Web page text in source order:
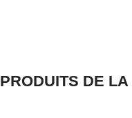
PRODUITS DE